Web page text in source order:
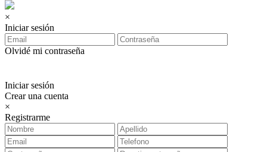
×
Iniciar sesión
Olvidé mi contraseña
Iniciar sesión
Crear una cuenta
×
Registrarme